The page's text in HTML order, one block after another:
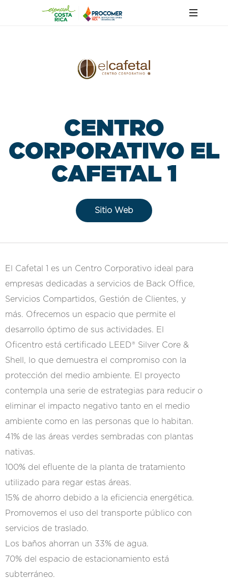
CENTRO
CORPORATIVO EL
CAFETAL 1
Sitio Web
El Cafetal 1 es un Centro Corporativo ideal para
empresas dedicadas a servicios de Back Office,
Servicios Compartidos, Gestión de Clientes, y
más. Ofrecemos un espacio que permite el
desarrollo óptimo de sus actividades. El
Oficentro está certificado LEED® Silver Core &
Shell, lo que demuestra el compromiso con la
protección del medio ambiente. El proyecto
contempla una serie de estrategias para reducir o
eliminar el impacto negativo tanto en el medio
ambiente como en las personas que lo habitan.
41% de las áreas verdes sembradas con plantas
nativas.
100% del efluente de la planta de tratamiento
utilizado para regar estas áreas.
15% de ahorro debido a la eficiencia energética.
Promovemos el uso del transporte público con
servicios de traslado.
Los baños ahorran un 33% de agua.
70% del espacio de estacionamiento está
subterráneo.